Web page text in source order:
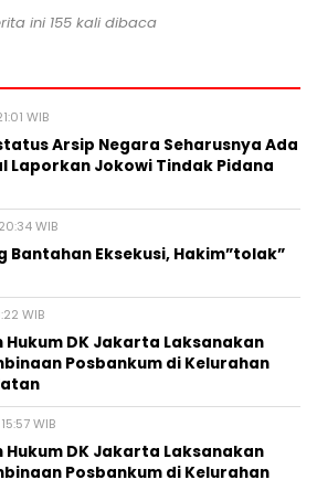
ini 155 kali dibaca
WIB
Arsip Negara Seharusnya Ada
Laporkan Jokowi Tindak Pidana
WIB
Bantahan Eksekusi, Hakim”tolak”
WIB
DK Jakarta Laksanakan
Posbankum di Kelurahan
WIB
DK Jakarta Laksanakan
Posbankum di Kelurahan